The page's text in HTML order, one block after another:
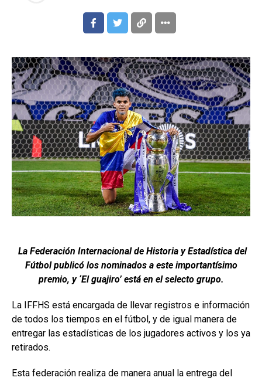
La Federación Internacional de Historia y Estadística del
Fútbol publicó los nominados a este importantísimo
premio, y ‘El guajiro’ está en el selecto grupo.
La IFFHS está encargada de llevar registros e información
de todos los tiempos en el fútbol, y de igual manera de
entregar las estadísticas de los jugadores activos y los ya
retirados.
Esta federación realiza de manera anual la entrega del